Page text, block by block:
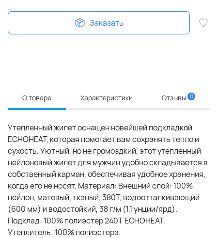
Заказать
О товаре Характеристики Отзывы 0
Утепленный жилет оснащен новейшей подкладкой
ECHOHEAT, которая помогает вам сохранять тепло и
сухость. Уютный, но не громоздкий, этот утепленный
нейлоновый жилет для мужчин удобно складывается в
собственный карман, обеспечивая удобное хранения,
когда его не носят. Материал: Внешний слой: 100%
нейлон, матовый, тканый, 380T, водоотталкивающий
(600 мм) и водостойкий, 38 г/м (1,1 унции/ярд).
Подклад: 100% полиэстер 240T ECHOHEAT.
Утеплитель: 100% полиэстера.